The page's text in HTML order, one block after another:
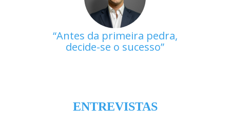
Antes da primeira pedra,
decide-se o sucesso
ENTREVISTAS